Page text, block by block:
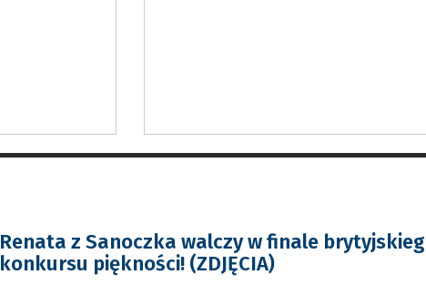
Renata z Sanoczka walczy w finale
konkursu piękności! (ZDJĘCIA)